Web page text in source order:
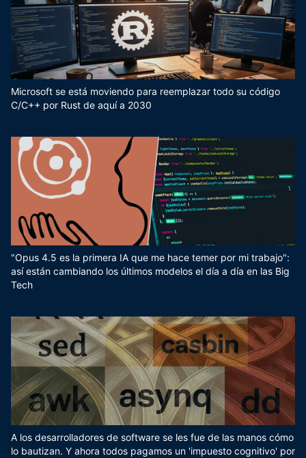
Microsoft se está moviendo para reemplazar todo su código
C/C++ por Rust de aquí a 2030
"Opus 4.5 es la primera IA que me hace temer por mi trabajo":
así están cambiando los últimos modelos el día a día en las Big
Tech
A los desarrolladores de software se les fue de las manos cómo
lo bautizan. Y ahora todos pagamos un 'impuesto cognitivo' por